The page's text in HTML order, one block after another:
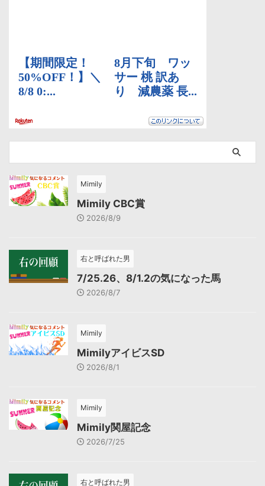
Mimily
Mimily CBC賞
2026/8/9
右と呼ばれた男
7/25.26、8/1.2の気になった馬
2026/8/7
Mimily
MimilyアイビスSD
2026/8/1
Mimily
Mimily関屋記念
2026/7/25
右と呼ばれた男